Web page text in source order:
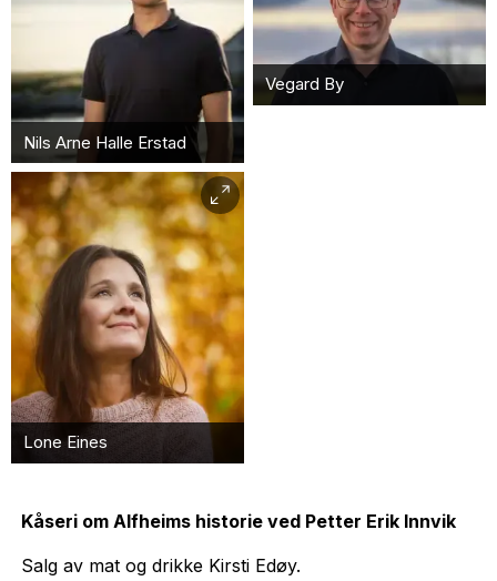
Nils Arne Halle Erstad
Vegard By
Lone Eines
Kåseri om Alfheims historie ved Petter Erik Innvik
Salg av mat og drikke Kirsti Edøy.